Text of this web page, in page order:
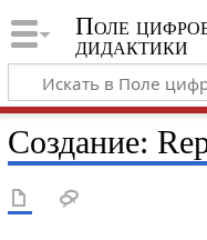
Поле
дидактики
Создание: